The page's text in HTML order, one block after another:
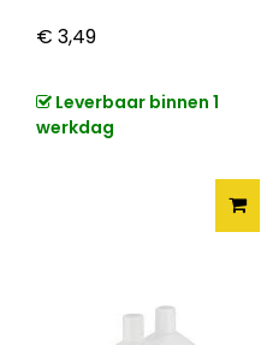
€ 3,49
Leverbaar binnen 1
werkdag